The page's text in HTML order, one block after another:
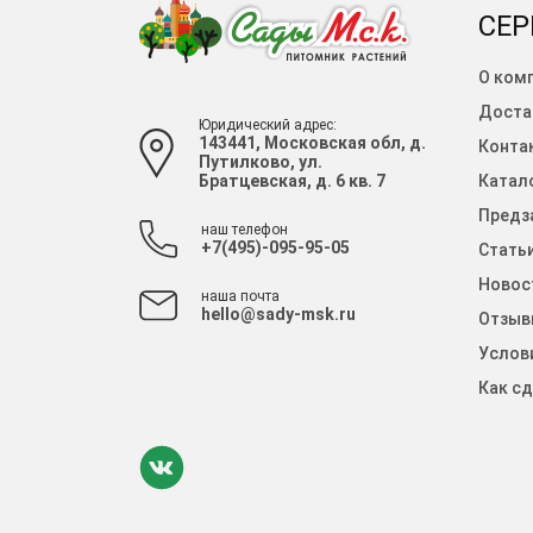
Юридический адрес:
143441, Московская обл, д.
Путилково, ул.
Братцевская, д. 6 кв. 7
наш телефон
+7(495)-095-95-05
наша почта
hello@sady-msk.ru
О
Как